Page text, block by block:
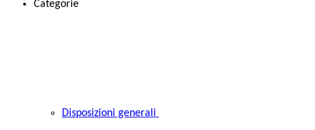
Categorie
Disposizioni generali